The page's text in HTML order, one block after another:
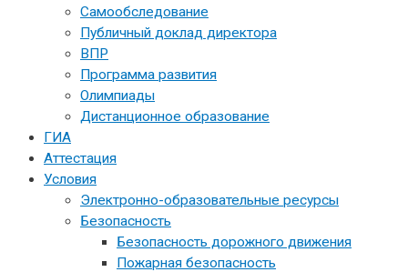
Самообследование
Публичный доклад директора
ВПР
Программа развития
Олимпиады
Дистанционное образование
ГИА
Аттестация
Условия
Электронно-образовательные ресурсы
Безопасность
Безопасность дорожного движения
Пожарная безопасность